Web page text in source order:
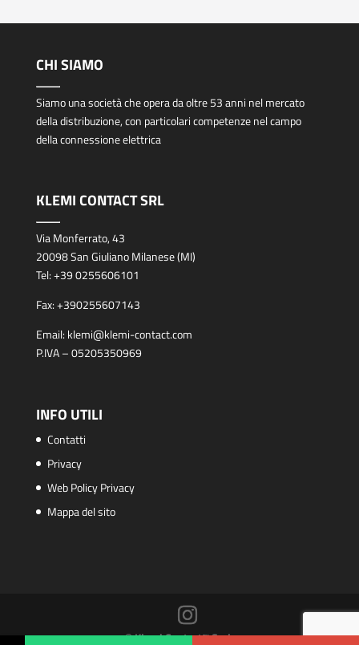
CHI SIAMO
Siamo una società che opera da oltre 53 anni nel mercato
della distribuzione, con particolari competenze nel campo
della connessione elettrica
KLEMI CONTACT SRL
Via Monferrato, 43
20098 San Giuliano Milanese (MI)
Tel:+39 0255606101
Fax:+390255607143
Email: klemi@klemi-contact.com
P.IVA – 05205350969
INFO UTILI
Contatti
Privacy
Web Policy Privacy
Mappa del sito
© Klemi Contact™ S.r.l.